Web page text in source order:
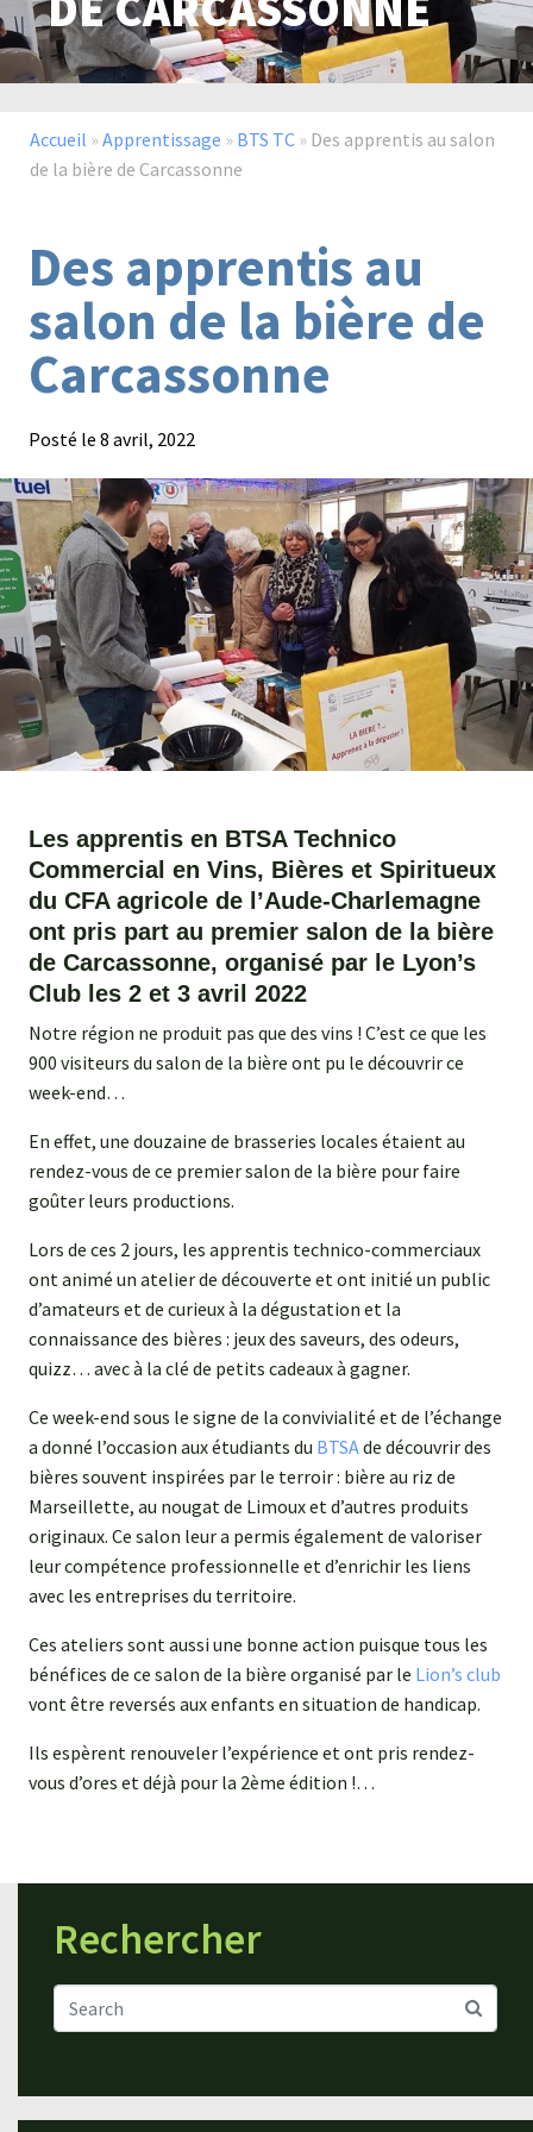
vivant
la
Trouver
sa
voie
Accueil »Apprentissage » BTS TC » Des apprentis au salon
de la bière de Carcassonne
Des apprentis au
salon de la bière de
Carcassonne
Posté le 8 avril, 2022
Les apprentis en BTSA Technico
Commercial en Vins, Bières et Spiritueux
du CFA agricole de l’Aude-Charlemagne
ont pris part au premier salon de la bière
de Carcassonne, organisé par le Lyon’s
Club les 2 et 3 avril 2022
Notre région ne produit pas que des vins ! C’est ce que les
900 visiteurs du salon de la bière ont pu le découvrir ce
week-end…
En effet, une douzaine de brasseries locales étaient au
rendez-vous de ce premier salon de la bière pour faire
goûter leurs productions.
Lors de ces 2 jours, les apprentis technico-commerciaux
ont animé un atelier de découverte et ont initié un public
d’amateurs et de curieux à la dégustation et la
connaissance des bières : jeux des saveurs, des odeurs,
quizz… avec à la clé de petits cadeaux à gagner.
Ce week-end sous le signe de la convivialité et de l’échange
a donné l’occasion aux étudiants du BTSAde découvrir des
bières souvent inspirées par le terroir : bière au riz de
Marseillette, au nougat de Limoux et d’autres produits
originaux. Ce salon leur a permis également de valoriser
leur compétence professionnelle et d’enrichir les liens
avec les entreprises du territoire.
Ces ateliers sont aussi une bonne action puisque tous les
bénéfices de ce salon de la bière organisé par le Lion’s club
vont être reversés aux enfants en situation de handicap.
Ils espèrent renouveler l’expérience et ont pris rendez-
vous d’ores et déjà pour la 2ème édition !…
Rechercher